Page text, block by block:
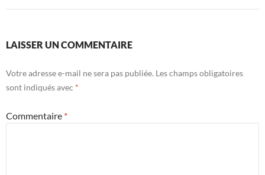
LAISSER UN COMMENTAIRE
Votre adresse e-mail ne sera pas publiée. Les champs obligatoires
sont indiqués avec *
Commentaire *